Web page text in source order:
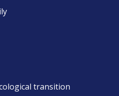
transition